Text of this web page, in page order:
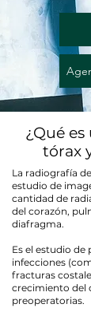
¿Qué
tórax
La radiografía
estudio de
cantidad de
del corazón,
diafragma.
Es el estudio de
infecciones
fracturas
crecimiento del
preoperatorias.